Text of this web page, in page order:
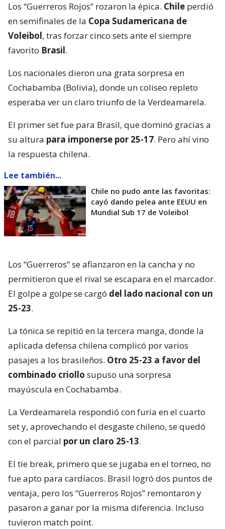
Los “Guerreros Rojos” rozaron la épica. Chile perdió
en semifinales de la Copa Sudamericana de
Voleibol, tras forzar cinco sets ante el siempre
favorito Brasil.
Los nacionales dieron una grata sorpresa en
Cochabamba (Bolivia), donde un coliseo repleto
esperaba ver un claro triunfo de la Verdeamarela.
El primer set fue para Brasil, que dominó gracias a
su altura para imponerse por 25-17. Pero ahí vino
la respuesta chilena.
Lee también...
Chile no pudo ante las favoritas:
cayó dando pelea ante EEUU en
Mundial Sub 17 de Voleibol
Los “Guerreros” se afianzaron en la cancha y no
permitieron que el rival se escapara en el marcador.
El golpe a golpe se cargó del lado nacional con un
25-23.
La tónica se repitió en la tercera manga, donde la
aplicada defensa chilena complicó por varios
pasajes a los brasileños. Otro 25-23 a favor del
combinado criollo supuso una sorpresa
mayúscula en Cochabamba.
La Verdeamarela respondió con furia en el cuarto
set y, aprovechando el desgaste chileno, se quedó
con el parcial por un claro 25-13.
El tie break, primero que se jugaba en el torneo, no
fue apto para cardíacos. Brasil logró dos puntos de
ventaja, pero los “Guerreros Rojos” remontaron y
pasaron a ganar por la misma diferencia. Incluso
tuvieron match point.